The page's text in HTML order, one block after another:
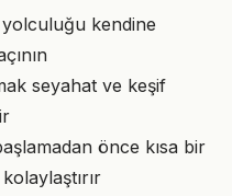
kendine
seyahat ve keşif
önce kısa bir